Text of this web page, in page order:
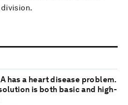
has a heart disease problem.
is both basic and high-